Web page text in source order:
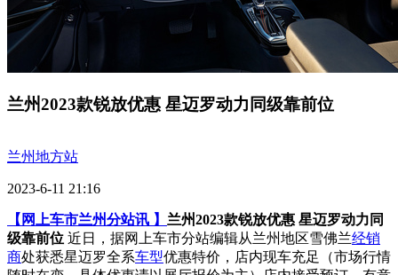
兰州2023款锐放优惠 星迈罗动力同级靠前位
兰州地方站
2023-6-11 21:16
【网上车市兰州分站讯 】 兰州2023款锐放优惠 星迈罗动力同
级靠前位 近日，据网上车市分站编辑从兰州地区雪佛兰经销
商处获悉星迈罗全系车型优惠特价，店内现车充足（市场行情